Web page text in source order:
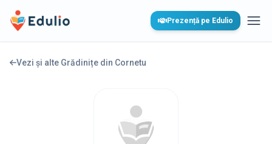
Edulio Prezență pe Edulio
Vezi și alte Grădinițe din Cornetu